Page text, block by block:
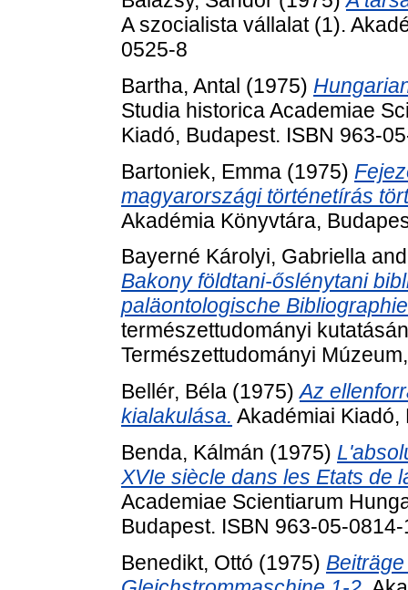
A szocialista vállalat (1).
0525-8
Bartha, Antal (1975)
Studia historica Academiae
Kiadó, Budapest. ISBN 963-
Bartoniek, Emma (1975)
magyarországi történetírás
Akadémia Könyvtára,
Bayerné Károlyi, Gabriella
Bakony földtani-őslénytani
paläontologische
természettudományi
Természettudományi
Bellér, Béla (1975)Az
kialakulása. Akadémiai
Benda, Kálmán (1975)
XVIe siècle dans les Etats de
Academiae Scientiarum
Budapest. ISBN 963-05-0814-
Benedikt, Ottó (1975)